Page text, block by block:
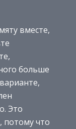
вместе,
больше
Это
потому что